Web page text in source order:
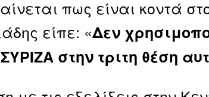
πως είναι κοντά
είπε: «Δεν
στην τριτη θέση